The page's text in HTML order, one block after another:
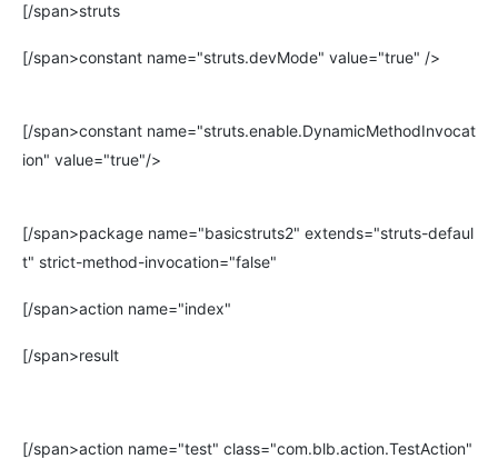
[/span>struts
[/span>constant name="struts.devMode" value="true" />
[/span>constant name="struts.enable.DynamicMethodInvocat
ion" value="true"/>
[/span>package name="basicstruts2" extends="struts-defaul
t" strict-method-invocation="false"
[/span>action name="index"
[/span>result
[/span>action name="test" class="com.blb.action.TestAction"